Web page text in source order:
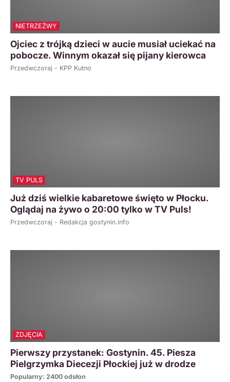
NIETRZEŹWY
Ojciec z trójką dzieci w aucie musiał uciekać na
pobocze. Winnym okazał się pijany kierowca
Przedwczoraj - KPP Kutno
TV PULS
Już dziś wielkie kabaretowe święto w Płocku.
Oglądaj na żywo o 20:00 tylko w TV Puls!
Przedwczoraj - Redakcja gostynin.info
ZDJĘCIA
Pierwszy przystanek: Gostynin. 45. Piesza
Pielgrzymka Diecezji Płockiej już w drodze
Popularny: 2400 odsłon